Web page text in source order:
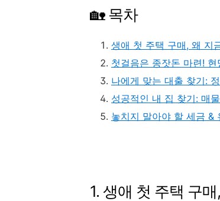
🏡 목차
생애 첫 주택 구매, 왜 지
첫걸음은 종잣돈 마련!
나에게 맞는 대출 찾기:
성공적인 내 집 찾기: 매
놓치지 말아야 할 세금 &
1. 생애 첫 주택 구